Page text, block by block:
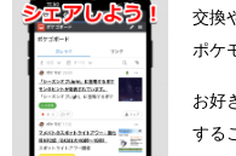
交換
ポケ
お好
する